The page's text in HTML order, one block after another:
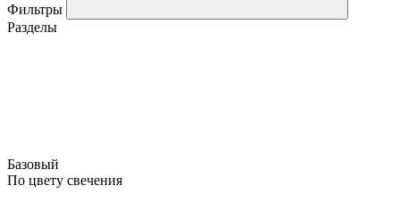
Фильтры
Разделы
Базовый
По цвету свечения